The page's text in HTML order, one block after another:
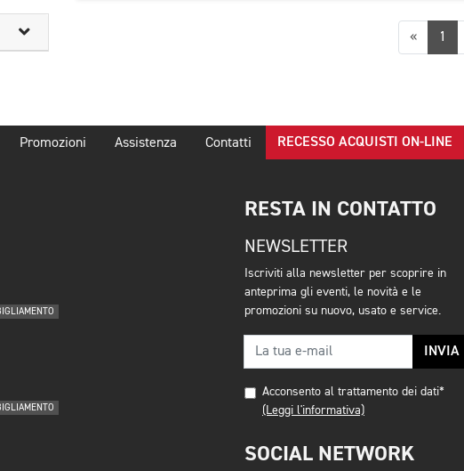
« 1
Promozioni Assistenza Contatti RECESSO ACQUISTI ON-LINE
RESTA IN CONTATTO
NEWSLETTER
Iscriviti alla newsletter per scoprire in
anteprima gli eventi, le novità e le
promozioni su nuovo, usato e service.
INVIA
Acconsento al trattamento dei dati*
(Leggi l'informativa)
SOCIAL NETWORK